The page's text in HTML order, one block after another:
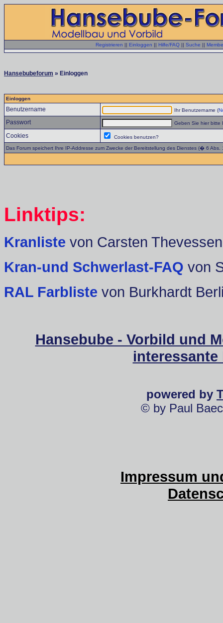
Registrieren || Einloggen || Hilfe/FAQ || Suche ||
Hansebubeforum » Einloggen
Einloggen
Benutzername Ihr Benutzername (
Passwort Geben Sie hier bitte
Cookies
Cookies benutzen?
Das Forum speichert Ihre IP-Addresse zum Zwecke der Bereitstellung des Dienstes (� 6
Linktips:
Kranliste von Carsten Thevessen
Kran-und Schwerlast-FAQ von
RAL Farbliste von Burkhardt
Hansebube - Vorbild und
powered by
© by Paul
Impressum